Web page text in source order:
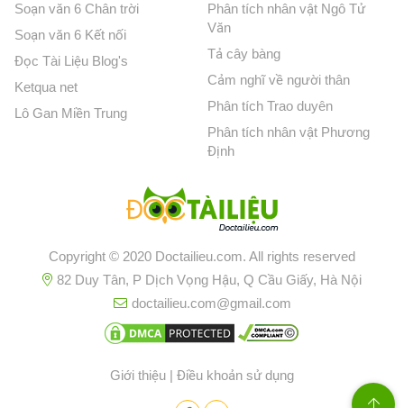
Soạn văn 6 Chân trời
Soạn văn 6 Kết nối
Đọc Tài Liệu Blog's
Ketqua net
Lô Gan Miền Trung
Phân tích nhân vật Ngô Tử
Văn
Tả cây bàng
Cảm nghĩ về người thân
Phân tích Trao duyên
Phân tích nhân vật Phương
Định
Copyright © 2020 Doctailieu.com. All rights reserved
82 Duy Tân, P Dịch Vọng Hậu, Q Cầu Giấy, Hà Nội
doctailieu.com@gmail.com
Giới thiệu | Điều khoản sử dụng